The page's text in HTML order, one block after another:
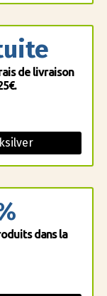
de livraison
dans la